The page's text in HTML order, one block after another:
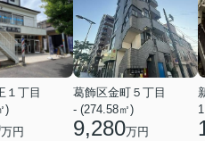
１丁目
)
万円
葛飾区金町５丁目
- (274.58㎡)
9,280万円